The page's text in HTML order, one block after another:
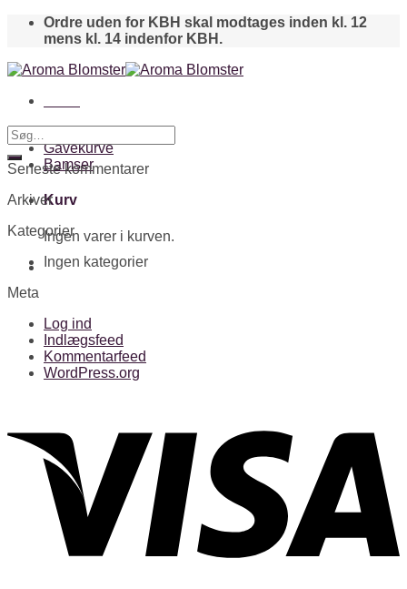
Skip
Ordre uden for KBH skal modtages inden kl. 12
mens kl. 14 indenfor KBH.
Buketter
Gavekurve
Bamser
Kurv
Ingen varer i kurven.
Seneste kommentarer
Arkiver
Kategorier
Ingen kategorier
Meta
Log ind
Indlægsfeed
Kommentarfeed
WordPress.org